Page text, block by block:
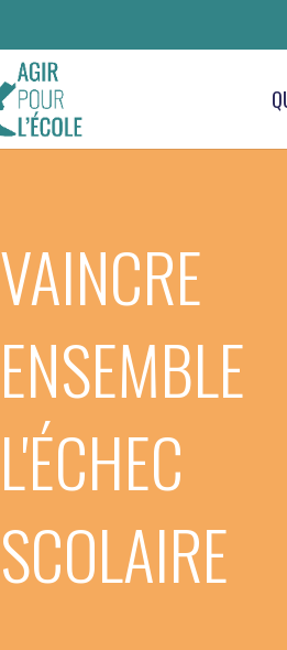
VAINCRE
ENSEMBLE
L'ÉCHEC
SCOLAIRE